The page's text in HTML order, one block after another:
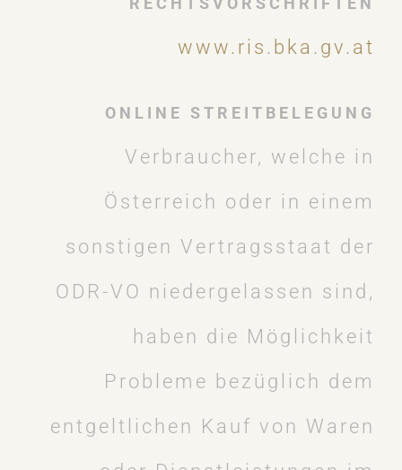
www.ris.bka.gv.at
ONLINE STREITBELEGUNG
Verbraucher, welche in
Österreich oder in einem
sonstigen Vertragsstaat der
ODR-VO niedergelassen sind,
haben die Möglichkeit
Probleme bezüglich dem
entgeltlichen Kauf von Waren